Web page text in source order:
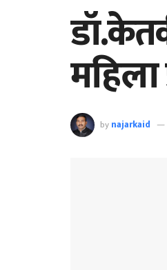
महिला
bynajarkaid